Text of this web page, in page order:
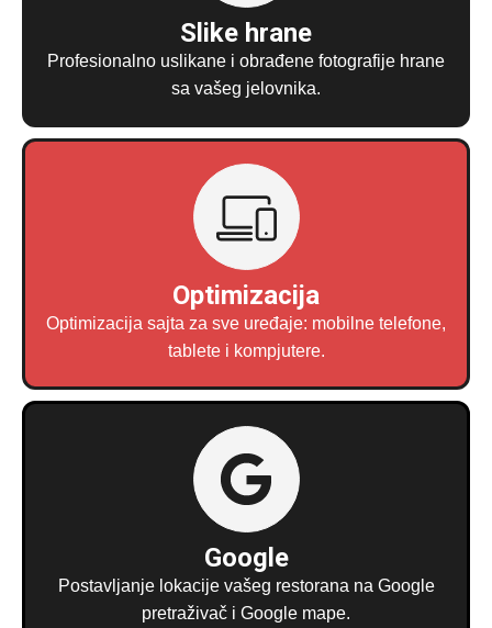
Slike hrane
Profesionalno uslikane i obrađene fotografije hrane
sa vašeg jelovnika.
Optimizacija
Optimizacija sajta za sve uređaje: mobilne telefone,
tablete i kompjutere.
Google
Postavljanje lokacije vašeg restorana na Google
pretraživač i Google mape.